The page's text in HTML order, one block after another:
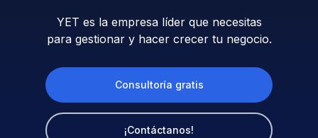
YET es la empresa líder que necesitas
para gestionar y hacer crecer tu negocio.
Consultoría gratis
¡Contáctanos!